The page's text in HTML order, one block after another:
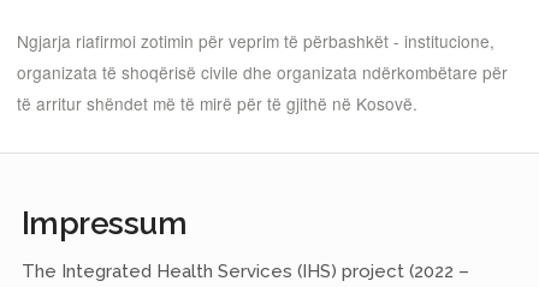
Ngjarja riafirmoi zotimin për veprim të përbashkët - institucione,
organizata të shoqërisë civile dhe organizata ndërkombëtare për
të arritur shëndet më të mirë për të gjithë në Kosovë.
Impressum
The Integrated Health Services (IHS) project (2022 –